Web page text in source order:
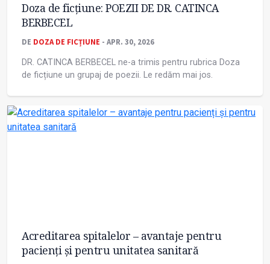
Doza de ficțiune: POEZII DE DR. CATINCA
BERBECEL
DE DOZA DE FICȚIUNE - APR. 30, 2026
DR. CATINCA BERBECEL ne-a trimis pentru rubrica Doza
de ficțiune un grupaj de poezii. Le redăm mai jos.
Acreditarea spitalelor – avantaje pentru
pacienți și pentru unitatea sanitară